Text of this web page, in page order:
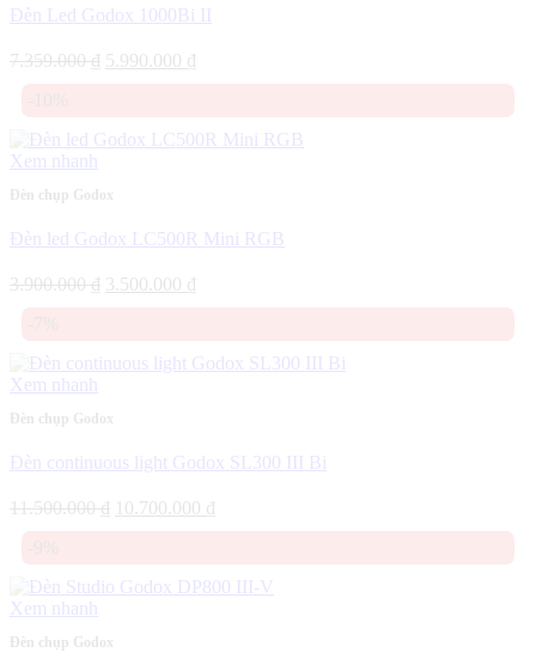
Đèn Led Godox 1000Bi II
7.359.000₫ Giá
5.990.000 ₫
5.990.000 ₫.
Xem nhanh
Đèn chụp Godox
Đèn led Godox LC500R Mini RGB
3.900.000₫ Giá
3.500.000 ₫
3.500.000 ₫.
Xem nhanh
Đèn chụp Godox
Đèn continuous light Godox SL300 III Bi
11.500.000₫
Giá
10.700.000 ₫
10.700.000 ₫.
Xem nhanh
Đèn chụp Godox